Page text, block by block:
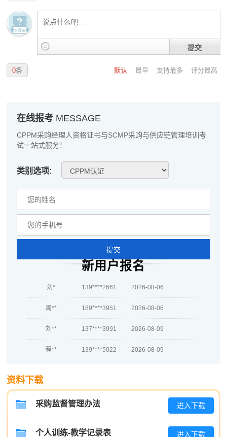
提交
默认 最早 支持最多 评分最高
0条
在线报考 MESSAGE
CPPM采购经理人资格证书与SCMP采购与供应链管理培训考
试一站式服务！
类别选项:
提交
新用户报名
陈* 139****4390 2026-08-08
王** 139****2891 2026-08-08
181****3546 2026-08-07
李* 181****7483
孔** 139****8796 2026-08-07
189****7058 2026-08-07
蒋*
肖**
吴** 133****4866 2026-08-07
137****6747 2026-08-06
刘*
周**
刘**
程**
李** 137****2803
王** 139****2891
资料下载
采购监督管理办法 进入下载
个人训练-教学记录表 进入下载